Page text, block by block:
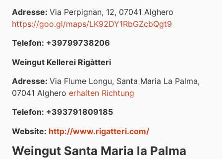
Adresse: Via Perpignan, 12, 07041 Alghero
https://goo.gl/maps/LK92DY1RbGZcbQgt9
Telefon: +39799738206
Weingut Kellerei Rigàtteri
Adresse: Via Flume Longu, Santa Maria La Palma,
07041 Alghero erhalten Richtung
Telefon: +393791809185
Website: http://www.rigatteri.com/
Weingut Santa Maria la Palma